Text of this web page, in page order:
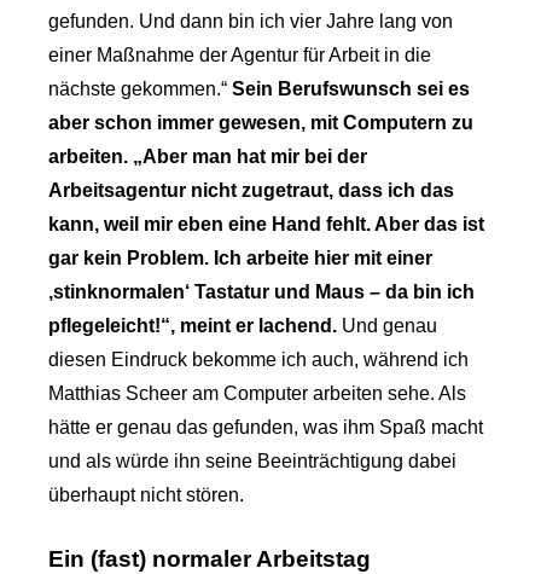
gefunden. Und dann bin ich vier Jahre lang von
einer Maßnahme der Agentur für Arbeit in die
nächste gekommen.“ Sein Berufswunsch sei es
aber schon immer gewesen, mit Computern zu
arbeiten. „Aber man hat mir bei der
Arbeitsagentur nicht zugetraut, dass ich das
kann, weil mir eben eine Hand fehlt. Aber das ist
gar kein Problem. Ich arbeite hier mit einer
‚stinknormalen‘ Tastatur und Maus – da bin ich
pflegeleicht!“, meint er lachend. Und genau
diesen Eindruck bekomme ich auch, während ich
Matthias Scheer am Computer arbeiten sehe. Als
hätte er genau das gefunden, was ihm Spaß macht
und als würde ihn seine Beeinträchtigung dabei
überhaupt nicht stören.
Ein (fast) normaler Arbeitstag